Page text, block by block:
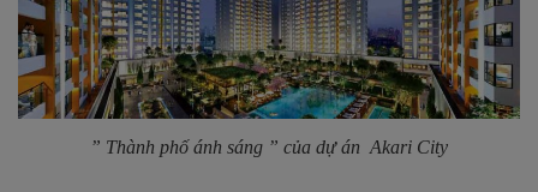
” Thành phố ánh sáng ” của dự án Akari City